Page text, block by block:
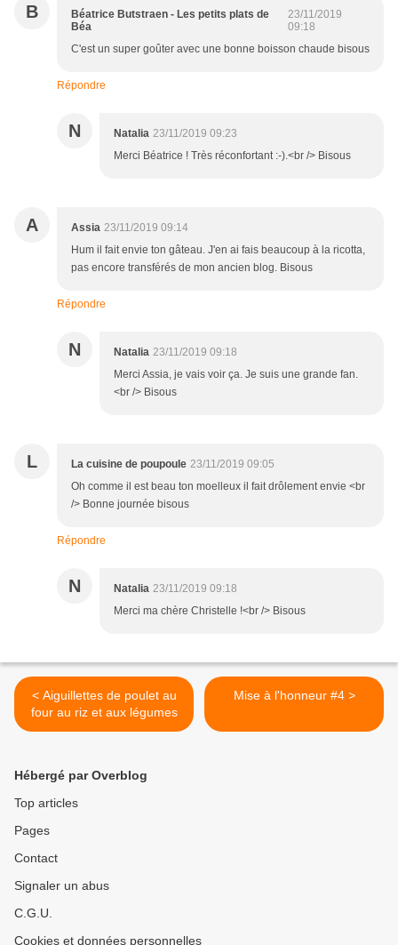
B
Béatrice Butstraen - Les petits plats de
Béa
23/11/2019
09:18
C'est un super goûter avec une bonne boisson chaude bisous
Répondre
N Natalia 23/11/2019 09:23
Merci Béatrice ! Très réconfortant :-).<br /> Bisous
A Assia 23/11/2019 09:14
Hum il fait envie ton gâteau. J'en ai fais beaucoup à la ricotta,
pas encore transférés de mon ancien blog. Bisous
Répondre
N Natalia 23/11/2019 09:18
Merci Assia, je vais voir ça. Je suis une grande fan.
<br /> Bisous
L La cuisine de poupoule 23/11/2019 09:05
Oh comme il est beau ton moelleux il fait drôlement envie <br
/> Bonne journée bisous
Répondre
N Natalia 23/11/2019 09:18
Merci ma chère Christelle !<br /> Bisous
< Aiguillettes de poulet au
four au riz et aux légumes
Mise à l'honneur #4 >
Hébergé par Overblog
Top articles
Pages
Contact
Signaler un abus
C.G.U.
Cookies et données personnelles